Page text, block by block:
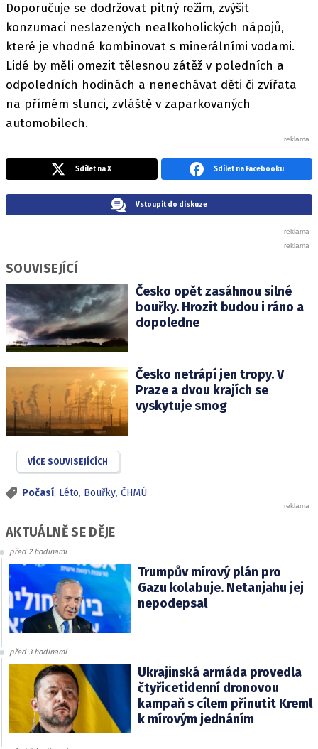
Doporučuje se dodržovat pitný režim, zvýšit
konzumaci neslazených nealkoholických nápojů,
které je vhodné kombinovat s minerálními vodami.
Lidé by měli omezit tělesnou zátěž v poledních a
odpoledních hodinách a nenechávat děti či zvířata
na přímém slunci, zvláště v zaparkovaných
automobilech.
Sdílet na X Sdílet na Facebooku
Vstoupit do diskuze
SOUVISEJÍCÍ
Česko opět zasáhnou silné
bouřky. Hrozit budou i ráno a
dopoledne
Česko netrápí jen tropy. V
Praze a dvou krajích se
vyskytuje smog
VÍCE SOUVISEJÍCÍCH
Počasí, Léto, Bouřky, ČHMÚ
AKTUÁLNĚ SE DĚJE
před 2 hodinami
Trumpův mírový plán pro
Gazu kolabuje. Netanjahu jej
nepodepsal
před 3 hodinami
Ukrajinská armáda provedla
čtyřicetidenní dronovou
kampaň s cílem přinutit Kreml
k mírovým jednáním